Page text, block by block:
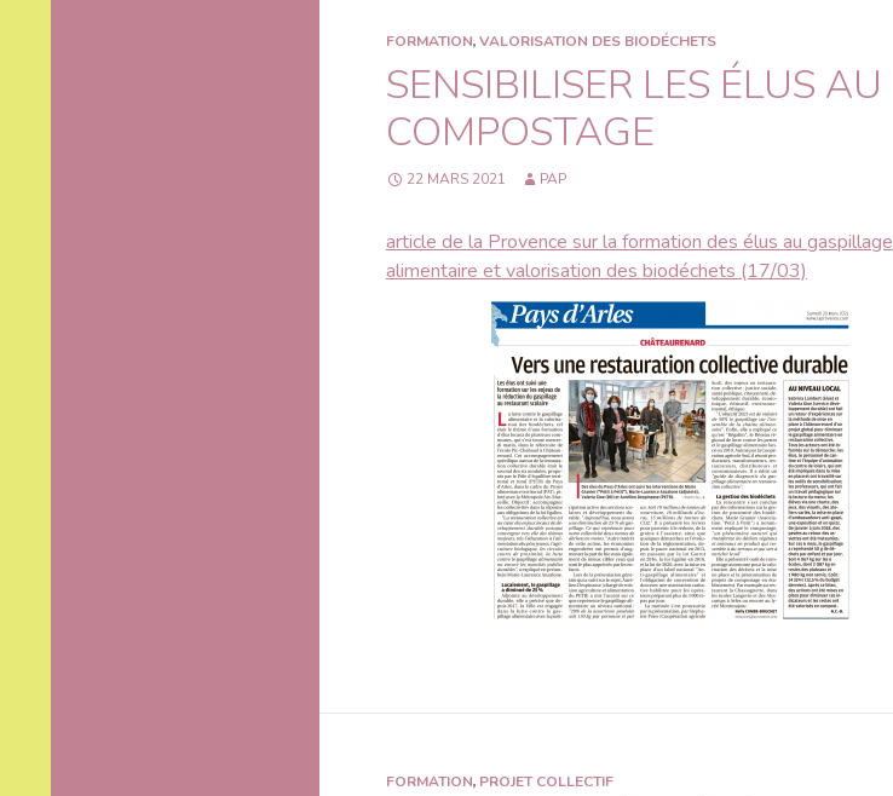
FORMATION, VALORISATION DES BIODÉCHETS
SENSIBILISER LES ÉLUS AU
COMPOSTAGE
22 MARS 2021 PAP
article de la Provence sur la formation des élus au gaspillage
alimentaire et valorisation des biodéchets (17/03)
FORMATION, PROJET COLLECTIF